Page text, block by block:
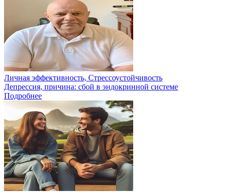
Личная эффективность, Стрессоустойчивость
Депрессия, причина: сбой в эндокринной системе
Подробнее